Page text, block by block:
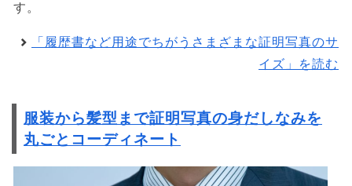
す。
「履歴書など用途でちがうさまざまな証明写真のサ
イズ」を読む
服装から髪型まで証明写真の身だしなみを
丸ごとコーディネート